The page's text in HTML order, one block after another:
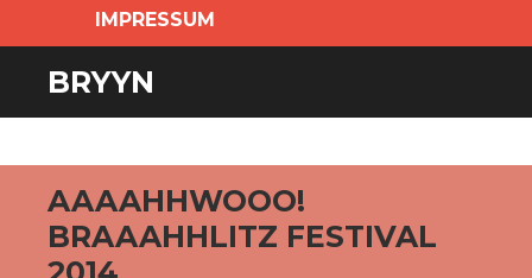
IMPRESSUM
BRYYN
AAAAHHWOOO!
BRAAAHHLITZ FESTIVAL